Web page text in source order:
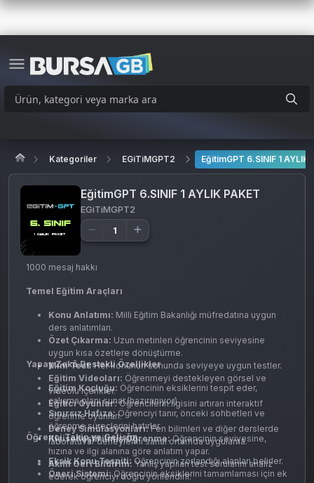
Kategoriler EGiTiMGPT2 EğitimGPT 6.SINIF 1 AYLIK
EğitimGPT 6.SINIF 1 AYLIK PAKET
EGiTiMGPT2
1000 mesaj hakkı
Temel Eğitim Araçları
Konu Anlatımı: Milli Eğitim Bakanlığı müfredatına uygun
ders anlatımları.
Özet Çıkarma: Uzun metinleri öğrencinin seviyesine
uygun kısa özetlere dönüştürme.
Mini Test:Her konunun sonunda seviyeye uygun testler.
Eğitim Videoları: Öğrenmeyi destekleyen görsel ve
videolu içerikler.
Eğitici Oyunlar:Öğrencilerin ilgisini artıran interaktif
öğrenme oyunları.
Deney Simülasyonları:Fen bilimleri ve diğer derslerde
laboratuvar deneylerini sanal ortamda uygulama.
Yapay Zekâ Destekli Özellikler
Eğitim Koçluğu: Öğrencinin eksiklerini tespit eder,
çalışma planı sunar.(hazıranıyor)
Sınırsız Hafıza:Öğrenciyi tanır, önceki sohbetleri ve
öğrenme süreçlerini hatırlar.
Kişiselleştirilmiş Öğrenme:Öğrencinin seviyesine,
hızına ve ilgi alanına göre anlatım yapar.
Akıllı Geri Bildirim: Yanlış yapılan test sorularını analiz
ederek öğrenciyi doğru yönlendirir.
Öğrenci Takip ve Gelişim
Eksik Konu Tespiti: Öğrencinin zorlandığı alanları belirler.
Öneri Sistemi:Öğrencinin eksiklerini tamamlaması için ek